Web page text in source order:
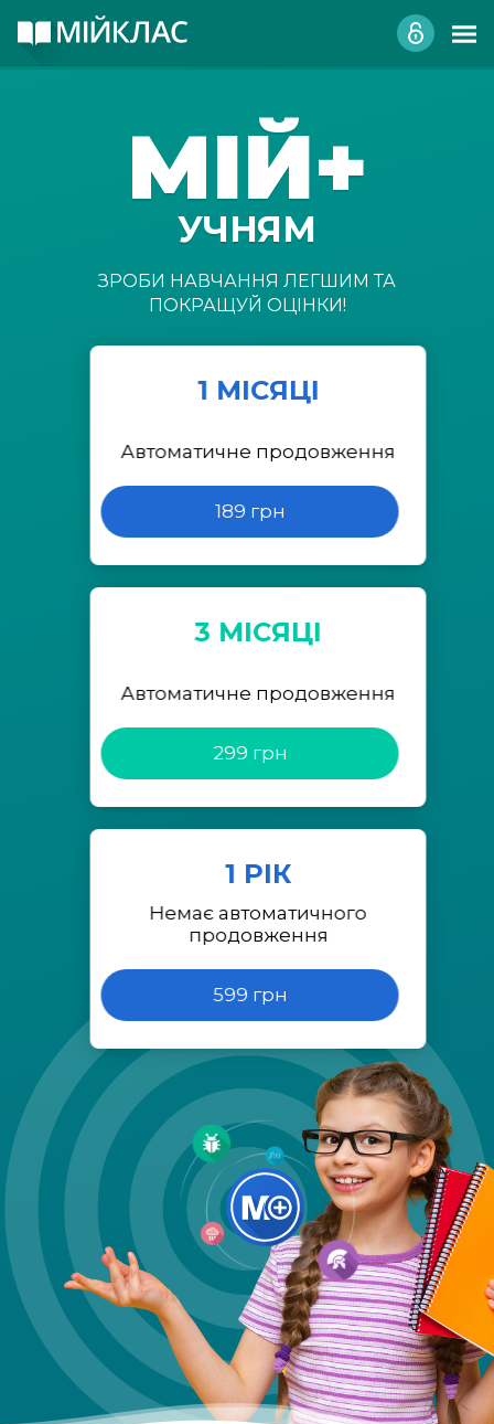
МІЙ+
УЧНЯМ
ЗРОБИ НАВЧАННЯ ЛЕГШИМ ТА
ПОКРАЩУЙ ОЦІНКИ!
1 МІСЯЦІ
Автоматичне продовження
189 грн
3 МІСЯЦІ
Автоматичне продовження
299 грн
1 РІК
Немає автоматичного
продовження
599 грн